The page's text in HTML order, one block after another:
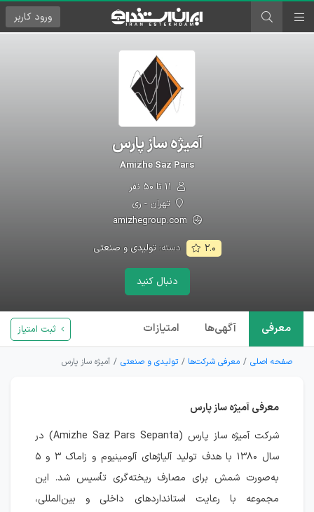
ورود کاربر
آمیژه ساز پارس
Amizhe Saz Pars
تهران - ری
amizhegroup.com
۲.۰ دسته:تولیدی و صنعتی
دنبال کنید
معرفی آگهی‌ها امتیازات ثبت امتیاز
صفحه اصلی معرفی شرکت‌ها تولیدی و صنعتی آمیژه ساز پارس
معرفی آمیژه ساز پارس
شرکت آمیژه ساز پارس (Amizhe Saz Pars Sepanta) در
سال ۱۳۸۰ با هدف تولید آلیاژهای آلومینیوم و زاماک ۳ و ۵
به‌صورت شمش برای مصارف ریخته‌گری تأسیس شد. این
مجموعه با رعایت استانداردهای داخلی و بین‌المللی،